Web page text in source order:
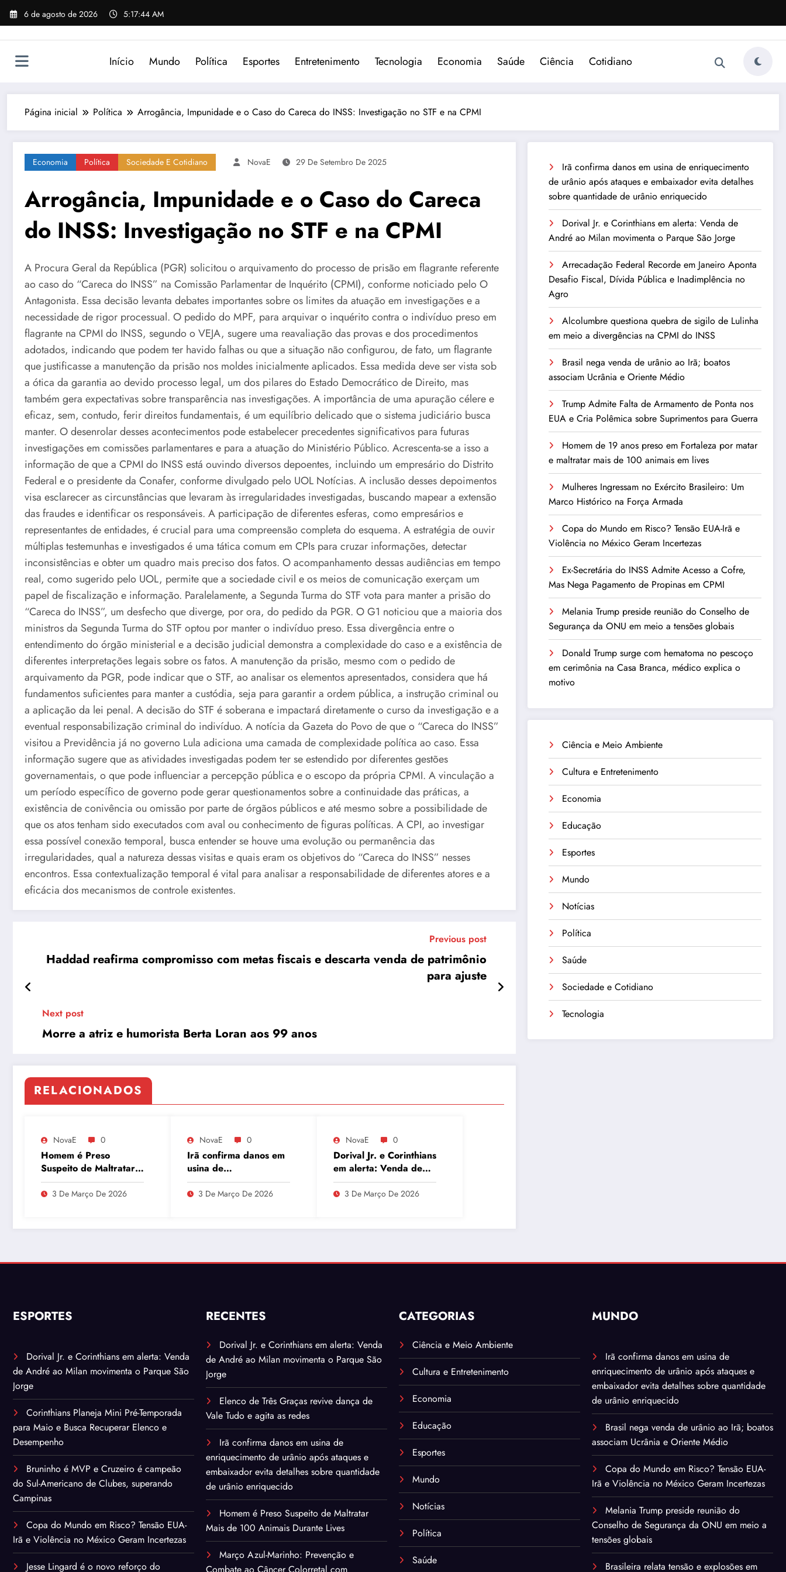
Pular
para
6 de agosto de 2026 5:17:44 AM
Início Mundo Política Esportes Entretenimento Tecnologia Economia Saúde Ciência Cotidiano
Página inicial Política Arrogância, Impunidade e o Caso do Careca do INSS: Investigação no STF e na CPMI
Economia Política Sociedade E Cotidiano NovaE 29 De Setembro De 2025
Arrogância, Impunidade e o Caso do Careca
do INSS: Investigação no STF e na CPMI
A Procura Geral da República (PGR) solicitou o arquivamento do processo de prisão em flagrante referente
ao caso do “Careca do INSS” na Comissão Parlamentar de Inquérito (CPMI), conforme noticiado pelo O
Antagonista. Essa decisão levanta debates importantes sobre os limites da atuação em investigações e a
necessidade de rigor processual. O pedido do MPF, para arquivar o inquérito contra o indivíduo preso em
flagrante na CPMI do INSS, segundo o VEJA, sugere uma reavaliação das provas e dos procedimentos
adotados, indicando que podem ter havido falhas ou que a situação não configurou, de fato, um flagrante
que justificasse a manutenção da prisão nos moldes inicialmente aplicados. Essa medida deve ser vista sob
a ótica da garantia ao devido processo legal, um dos pilares do Estado Democrático de Direito, mas
também gera expectativas sobre transparência nas investigações. A importância de uma apuração célere e
eficaz, sem, contudo, ferir direitos fundamentais, é um equilíbrio delicado que o sistema judiciário busca
manter. O desenrolar desses acontecimentos pode estabelecer precedentes significativos para futuras
investigações em comissões parlamentares e para a atuação do Ministério Público. Acrescenta-se a isso a
informação de que a CPMI do INSS está ouvindo diversos depoentes, incluindo um empresário do Distrito
Federal e o presidente da Conafer, conforme divulgado pelo UOL Notícias. A inclusão desses depoimentos
visa esclarecer as circunstâncias que levaram às irregularidades investigadas, buscando mapear a extensão
das fraudes e identificar os responsáveis. A participação de diferentes esferas, como empresários e
representantes de entidades, é crucial para uma compreensão completa do esquema. A estratégia de ouvir
múltiplas testemunhas e investigados é uma tática comum em CPIs para cruzar informações, detectar
inconsistências e obter um quadro mais preciso dos fatos. O acompanhamento dessas audiências em tempo
real, como sugerido pelo UOL, permite que a sociedade civil e os meios de comunicação exerçam um
papel de fiscalização e informação. Paralelamente, a Segunda Turma do STF vota para manter a prisão do
“Careca do INSS”, um desfecho que diverge, por ora, do pedido da PGR. O G1 noticiou que a maioria dos
ministros da Segunda Turma do STF optou por manter o indivíduo preso. Essa divergência entre o
entendimento do órgão ministerial e a decisão judicial demonstra a complexidade do caso e a existência de
diferentes interpretações legais sobre os fatos. A manutenção da prisão, mesmo com o pedido de
arquivamento da PGR, pode indicar que o STF, ao analisar os elementos apresentados, considera que há
fundamentos suficientes para manter a custódia, seja para garantir a ordem pública, a instrução criminal ou
a aplicação da lei penal. A decisão do STF é soberana e impactará diretamente o curso da investigação e a
eventual responsabilização criminal do indivíduo. A notícia da Gazeta do Povo de que o “Careca do INSS”
visitou a Previdência já no governo Lula adiciona uma camada de complexidade política ao caso. Essa
informação sugere que as atividades investigadas podem ter se estendido por diferentes gestões
governamentais, o que pode influenciar a percepção pública e o escopo da própria CPMI. A vinculação a
um período específico de governo pode gerar questionamentos sobre a continuidade das práticas, a
existência de conivência ou omissão por parte de órgãos públicos e até mesmo sobre a possibilidade de
que os atos tenham sido executados com aval ou conhecimento de figuras políticas. A CPI, ao investigar
essa possível conexão temporal, busca entender se houve uma evolução ou permanência das
irregularidades, qual a natureza dessas visitas e quais eram os objetivos do “Careca do INSS” nesses
encontros. Essa contextualização temporal é vital para analisar a responsabilidade de diferentes atores e a
eficácia dos mecanismos de controle existentes.
Previous post
Haddad reafirma compromisso com metas fiscais e descarta venda de patrimônio
para ajuste
Next post
Morre a atriz e humorista Berta Loran aos 99 anos
RELACIONADOS
NovaE 0
Homem é Preso
Suspeito de Maltratar
Mais de 100 Animais
Durante Lives
3 De Março De 2026
NovaE 0
Irã confirma danos em
usina de
enriquecimento de
urânio após ataques e
quantidade de urânio
3 De Março De 2026
NovaE 0
Dorival Jr. e Corinthians
em alerta: Venda de
André ao Milan
movimenta o Parque
3 De Março De 2026
Irã confirma danos em usina de enriquecimento
de urânio após ataques e embaixador evita detalhes
sobre quantidade de urânio enriquecido
Dorival Jr. e Corinthians em alerta: Venda de
André ao Milan movimenta o Parque São Jorge
Arrecadação Federal Recorde em Janeiro Aponta
Desafio Fiscal, Dívida Pública e Inadimplência no
Agro
Alcolumbre questiona quebra de sigilo de Lulinha
em meio a divergências na CPMI do INSS
Brasil nega venda de urânio ao Irã; boatos
associam Ucrânia e Oriente Médio
Trump Admite Falta de Armamento de Ponta nos
EUA e Cria Polêmica sobre Suprimentos para Guerra
Homem de 19 anos preso em Fortaleza por matar
e maltratar mais de 100 animais em lives
Mulheres Ingressam no Exército Brasileiro: Um
Marco Histórico na Força Armada
Copa do Mundo em Risco? Tensão EUA-Irã e
Violência no México Geram Incertezas
Ex-Secretária do INSS Admite Acesso a Cofre,
Mas Nega Pagamento de Propinas em CPMI
Melania Trump preside reunião do Conselho de
Segurança da ONU em meio a tensões globais
Donald Trump surge com hematoma no pescoço
em cerimônia na Casa Branca, médico explica o
motivo
Ciência e Meio Ambiente
Cultura e Entretenimento
Economia
Educação
Esportes
Mundo
Notícias
Política
Saúde
Sociedade e Cotidiano
Tecnologia
ESPORTES
Dorival Jr. e Corinthians em alerta: Venda
de André ao Milan movimenta o Parque São
Jorge
Corinthians Planeja Mini Pré-Temporada
para Maio e Busca Recuperar Elenco e
Desempenho
Bruninho é MVP e Cruzeiro é campeão
do Sul-Americano de Clubes, superando
Campinas
Copa do Mundo em Risco? Tensão EUA-
Irã e Violência no México Geram Incertezas
Jesse Lingard é o novo reforço do
RECENTES
Dorival Jr. e Corinthians em alerta: Venda
de André ao Milan movimenta o Parque São
Jorge
Elenco de Três Graças revive dança de
Vale Tudo e agita as redes
Irã confirma danos em usina de
enriquecimento de urânio após ataques e
embaixador evita detalhes sobre quantidade
de urânio enriquecido
Homem é Preso Suspeito de Maltratar
Mais de 100 Animais Durante Lives
Março Azul-Marinho: Prevenção e
CATEGORIAS
Ciência e Meio Ambiente
Cultura e Entretenimento
Economia
Educação
Esportes
Mundo
Notícias
Política
Saúde
MUNDO
Irã confirma danos em usina de
enriquecimento de urânio após ataques e
embaixador evita detalhes sobre quantidade
de urânio enriquecido
Brasil nega venda de urânio ao Irã; boatos
associam Ucrânia e Oriente Médio
Copa do Mundo em Risco? Tensão EUA-
Irã e Violência no México Geram Incertezas
Melania Trump preside reunião do
Conselho de Segurança da ONU em meio a
tensões globais
Brasileira relata tensão e explosões em